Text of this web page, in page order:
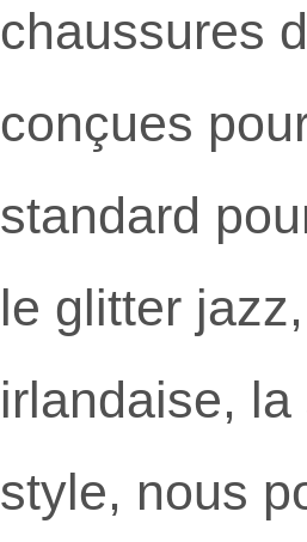
chaussures
conçues
standard
le glitter
irlandaise,
style, nous